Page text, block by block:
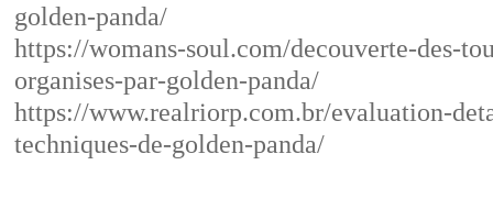
golden-panda/
https://womans-soul.com/decouverte-des-
organises-par-golden-panda/
https://www.realriorp.com.br/evaluation-
techniques-de-golden-panda/